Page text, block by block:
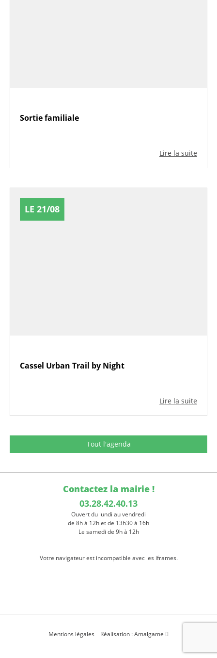
Sortie familiale
Lire la suite
LE 21/08
Cassel Urban Trail by Night
Lire la suite
Tout l'agenda
Contactez la mairie !
03.28.42.40.13
Ouvert du lundi au vendredi
de 8h à 12h et de 13h30 à 16h
Le samedi de 9h à 12h
Votre navigateur est incompatible avec les iframes.
Mentions légales Réalisation : Amalgame